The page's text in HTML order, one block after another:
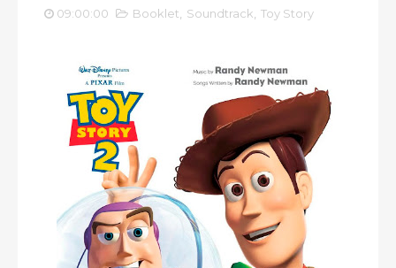
09:00:00 Booklet Soundtrack Toy Story